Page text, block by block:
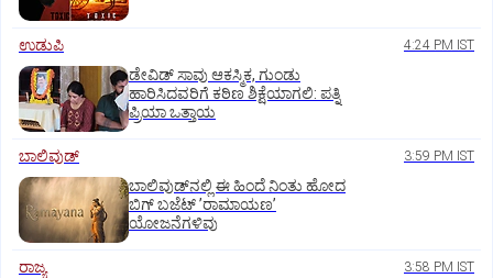
ಉಡುಪಿ 4:24 PM IST
ಡೇವಿಡ್ ಸಾವು ಆಕಸ್ಮಿಕ, ಗುಂಡು
ಹಾರಿಸಿದವರಿಗೆ ಕಠಿಣ ಶಿಕ್ಷೆಯಾಗಲಿ: ಪತ್ನಿ
ಪ್ರಿಯಾ ಒತ್ತಾಯ
ಬಾಲಿವುಡ್‌ 3:59 PM IST
ಬಾಲಿವುಡ್‌ನಲ್ಲಿ ಈ ಹಿಂದೆ ನಿಂತು ಹೋದ
ಬಿಗ್‌ ಬಜೆಟ್ ʼರಾಮಾಯಣʼ‌
ಯೋಜನೆಗಳಿವು
ರಾಜ್ಯ 3:58 PM IST